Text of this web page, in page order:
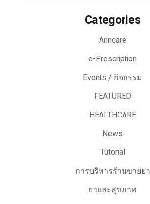
Categories
Arincare
e-Prescription
Events / กิจกรรม
FEATURED
HEALTHCARE
News
Tutorial
การบริหารร้านขายยา
ยาและสุขภาพ